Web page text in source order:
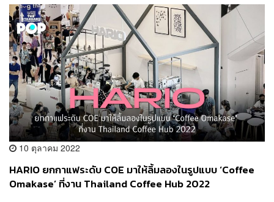
10 ตุลาคม 2022
HARIO ยกกาแฟระดับ COE มาให้ลิ้มลองในรูปแบบ ‘Coffee
Omakase’ ที่งาน Thailand Coffee Hub 2022